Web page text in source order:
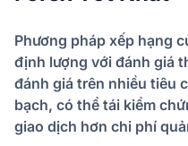
Phương pháp xếp hạng
định lượng với đánh giá
đánh giá trên nhiều tiêu
bạch, có thể tái kiểm
giao dịch hơn chi phí